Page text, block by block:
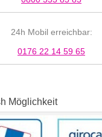
24h Mobil erreichbar:
0176 22 14 59 65
Möglichkeit